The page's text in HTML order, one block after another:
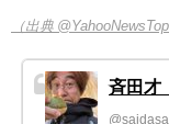
（出典
斉田才